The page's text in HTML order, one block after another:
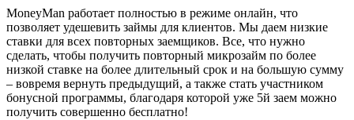
MoneyMan работает полностью в режиме онлайн, что
позволяет удешевить займы для клиентов. Мы даем низкие
ставки для всех повторных заемщиков. Все, что нужно
сделать, чтобы получить повторный микрозайм по более
низкой ставке на более длительный срок и на большую сумму
– вовремя вернуть предыдущий, а также стать участником
бонусной программы, благодаря которой уже 5й заем можно
получить совершенно бесплатно!